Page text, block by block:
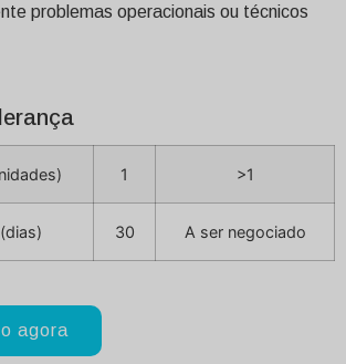
problemas operacionais ou técnicos
1 >1
30 A ser negociado
agora